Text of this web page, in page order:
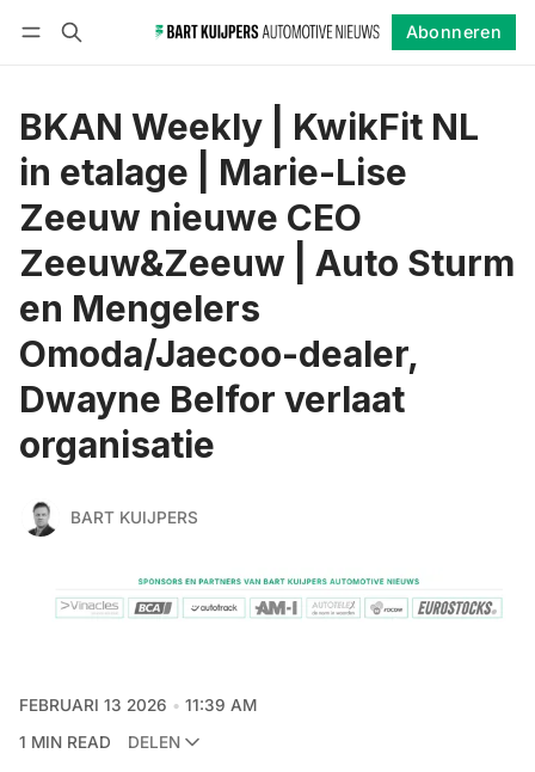
Abonneren
BKAN Weekly | KwikFit NL
in etalage | Marie-Lise
Zeeuw nieuwe CEO
Zeeuw&Zeeuw | Auto Sturm
en Mengelers
Omoda/Jaecoo-dealer,
Dwayne Belfor verlaat
organisatie
BART KUIJPERS
FEBRUARI 13 2026
11:39 AM
1 MIN READ
DELEN